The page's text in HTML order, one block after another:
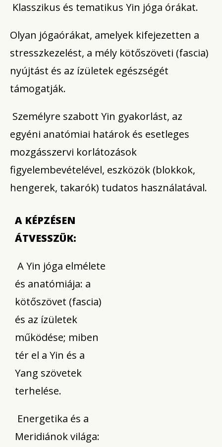
Klasszikus és tematikus Yin jóga órákat.
Olyan jógaórákat, amelyek kifejezetten a
stresszkezelést, a mély kötőszöveti (fascia)
nyújtást és az ízületek egészségét
támogatják.
Személyre szabott Yin gyakorlást, az
egyéni anatómiai határok és esetleges
mozgásszervi korlátozások
figyelembevételével, eszközök (blokkok,
hengerek, takarók) tudatos használatával.
A KÉPZÉSEN
ÁTVESSZÜK:
A Yin jóga elmélete
és anatómiája: a
kötőszövet (fascia)
és az ízületek
működése; miben
tér el a Yin és a
Yang szövetek
terhelése.
Energetika és a
Meridiánok világa: